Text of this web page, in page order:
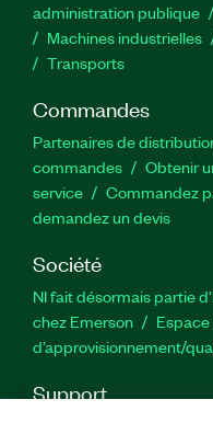
administration publique
Machines industrielles
Transports
Commandes
Partenaires de
commandes
Obtenir
service
Commandez
demandez un devis
Société
NI fait désormais partie
chez Emerson
d’approvisionnement/
Support